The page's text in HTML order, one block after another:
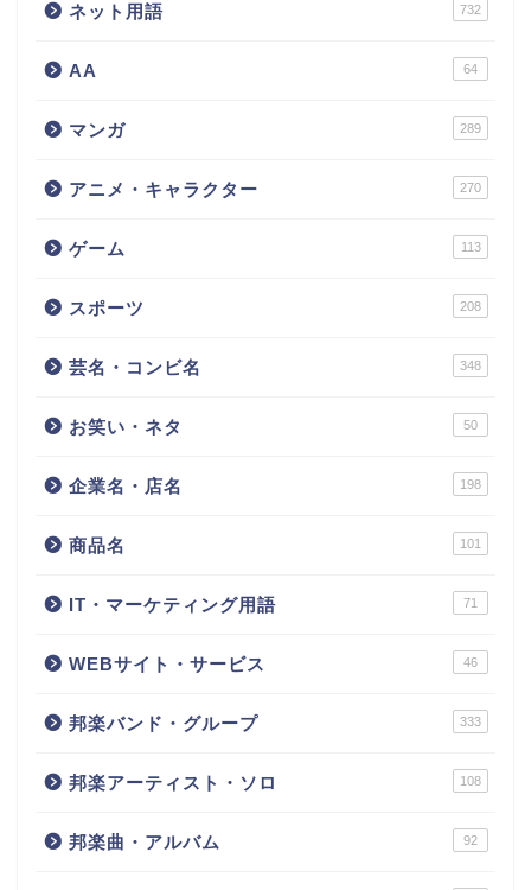
ネット用語 732
AA 64
マンガ 289
アニメ・キャラクター 270
ゲーム 113
スポーツ 208
芸名・コンビ名 348
お笑い・ネタ 50
企業名・店名 198
商品名 101
IT・マーケティング用語 71
WEBサイト・サービス 46
邦楽バンド・グループ 333
邦楽アーティスト・ソロ 108
邦楽曲・アルバム 92